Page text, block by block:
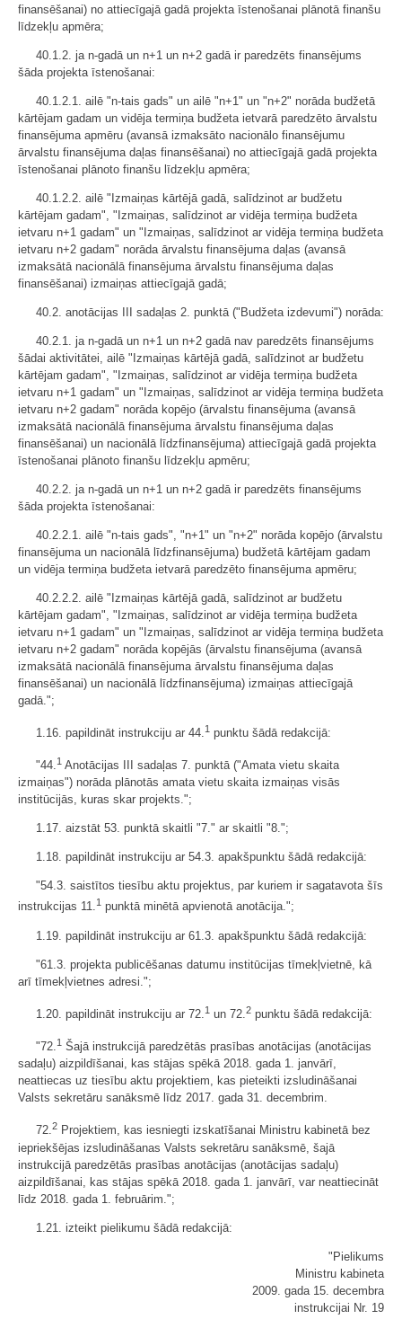
finansēšanai) no attiecīgajā gadā projekta īstenošanai plānotā finanšu
līdzekļu apmēra;
40.1.2. ja n-gadā un n+1 un n+2 gadā ir paredzēts finansējums
šāda projekta īstenošanai:
40.1.2.1. ailē "n-tais gads" un ailē "n+1" un "n+2" norāda budžetā
kārtējam gadam un vidēja termiņa budžeta ietvarā paredzēto ārvalstu
finansējuma apmēru (avansā izmaksāto nacionālo finansējumu
ārvalstu finansējuma daļas finansēšanai) no attiecīgajā gadā projekta
īstenošanai plānoto finanšu līdzekļu apmēra;
40.1.2.2. ailē "Izmaiņas kārtējā gadā, salīdzinot ar budžetu
kārtējam gadam", "Izmaiņas, salīdzinot ar vidēja termiņa budžeta
ietvaru n+1 gadam" un "Izmaiņas, salīdzinot ar vidēja termiņa budžeta
ietvaru n+2 gadam" norāda ārvalstu finansējuma daļas (avansā
izmaksātā nacionālā finansējuma ārvalstu finansējuma daļas
finansēšanai) izmaiņas attiecīgajā gadā;
40.2. anotācijas III sadaļas 2. punktā ("Budžeta izdevumi") norāda:
40.2.1. ja n-gadā un n+1 un n+2 gadā nav paredzēts finansējums
šādai aktivitātei, ailē "Izmaiņas kārtējā gadā, salīdzinot ar budžetu
kārtējam gadam", "Izmaiņas, salīdzinot ar vidēja termiņa budžeta
ietvaru n+1 gadam" un "Izmaiņas, salīdzinot ar vidēja termiņa budžeta
ietvaru n+2 gadam" norāda kopējo (ārvalstu finansējuma (avansā
izmaksātā nacionālā finansējuma ārvalstu finansējuma daļas
finansēšanai) un nacionālā līdzfinansējuma) attiecīgajā gadā projekta
īstenošanai plānoto finanšu līdzekļu apmēru;
40.2.2. ja n-gadā un n+1 un n+2 gadā ir paredzēts finansējums
šāda projekta īstenošanai:
40.2.2.1. ailē "n-tais gads", "n+1" un "n+2" norāda kopējo (ārvalstu
finansējuma un nacionālā līdzfinansējuma) budžetā kārtējam gadam
un vidēja termiņa budžeta ietvarā paredzēto finansējuma apmēru;
40.2.2.2. ailē "Izmaiņas kārtējā gadā, salīdzinot ar budžetu
kārtējam gadam", "Izmaiņas, salīdzinot ar vidēja termiņa budžeta
ietvaru n+1 gadam" un "Izmaiņas, salīdzinot ar vidēja termiņa budžeta
ietvaru n+2 gadam" norāda kopējās (ārvalstu finansējuma (avansā
izmaksātā nacionālā finansējuma ārvalstu finansējuma daļas
finansēšanai) un nacionālā līdzfinansējuma) izmaiņas attiecīgajā
gadā.";
1.16. papildināt instrukciju ar 44. 1 punktu šādā redakcijā:
"44.1 Anotācijas III sadaļas 7. punktā ("Amata vietu skaita
izmaiņas") norāda plānotās amata vietu skaita izmaiņas visās
institūcijās, kuras skar projekts.";
1.17. aizstāt 53. punktā skaitli "7." ar skaitli "8.";
1.18. papildināt instrukciju ar 54.3. apakšpunktu šādā redakcijā:
"54.3. saistītos tiesību aktu projektus, par kuriem ir sagatavota šīs
instrukcijas 11.1 punktā minētā apvienotā anotācija.";
1.19. papildināt instrukciju ar 61.3. apakšpunktu šādā redakcijā:
"61.3. projekta publicēšanas datumu institūcijas tīmekļvietnē, kā
arī tīmekļvietnes adresi.";
1.20. papildināt instrukciju ar 72. 1 un 72. 2 punktu šādā redakcijā:
"72.1 Šajā instrukcijā paredzētās prasības anotācijas (anotācijas
sadaļu) aizpildīšanai, kas stājas spēkā 2018. gada 1. janvārī,
neattiecas uz tiesību aktu projektiem, kas pieteikti izsludināšanai
Valsts sekretāru sanāksmē līdz 2017. gada 31. decembrim.
72.2 Projektiem, kas iesniegti izskatīšanai Ministru kabinetā bez
iepriekšējas izsludināšanas Valsts sekretāru sanāksmē, šajā
instrukcijā paredzētās prasības anotācijas (anotācijas sadaļu)
aizpildīšanai, kas stājas spēkā 2018. gada 1. janvārī, var neattiecināt
līdz 2018. gada 1. februārim.";
1.21. izteikt pielikumu šādā redakcijā:
"Pielikums
Ministru kabineta
2009. gada 15. decembra
instrukcijai Nr. 19